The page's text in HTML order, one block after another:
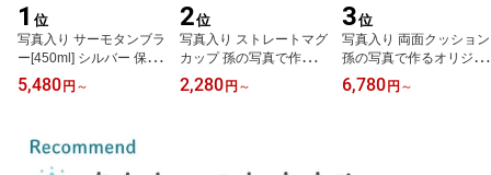
1 位
写真入り サーモタンブラ
ー[450ml] シルバー 保温
保冷 真空断熱 ステンレ
ス 孫の写真で作るオリジ
5,480 円 ～
2位
写真入り ストレートマグ
カップ 孫の写真で作るオ
リジナルプレゼント 敬老
の日 母の日 父の日
2,280 円 ～
3位
写真入り 両面クッション
孫の写真で作るオリジナ
ルプレゼント おばあちゃ
んおじいちゃんへの贈り
6,780 円 ～